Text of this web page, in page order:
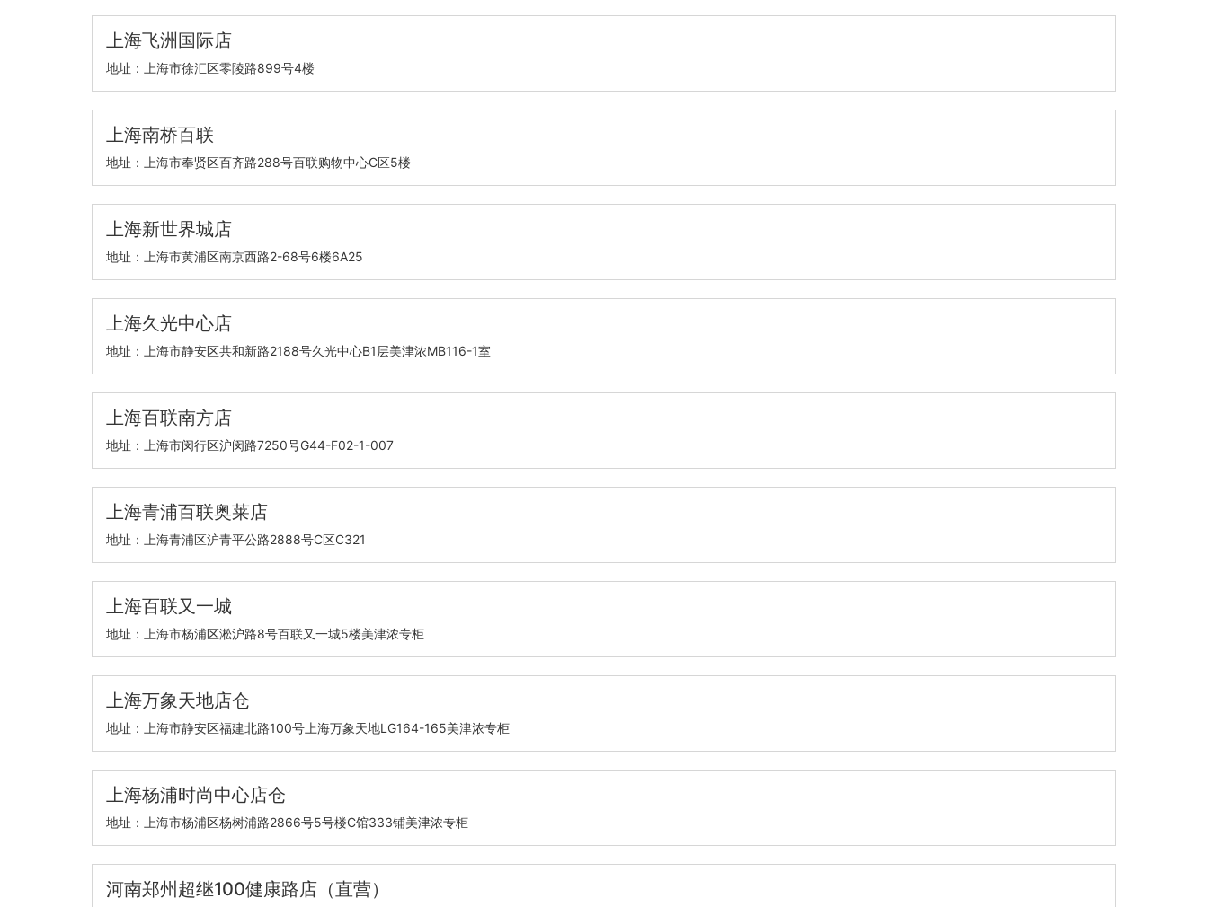
上海飞洲国际店
地址：上海市徐汇区零陵路899号4楼
上海南桥百联
地址：上海市奉贤区百齐路288号百联购物中心C区5楼
上海新世界城店
地址：上海市黄浦区南京西路2-68号6楼6A25
上海久光中心店
地址：上海市静安区共和新路2188号久光中心B1层美津浓MB116-1室
上海百联南方店
地址：上海市闵行区沪闵路7250号G44-F02-1-007
上海青浦百联奥莱店
地址：上海青浦区沪青平公路2888号C区C321
上海百联又一城
地址：上海市杨浦区淞沪路8号百联又一城5楼美津浓专柜
上海万象天地店仓
地址：上海市静安区福建北路100号上海万象天地LG164-165美津浓专柜
上海杨浦时尚中心店仓
地址：上海市杨浦区杨树浦路2866号5号楼C馆333铺美津浓专柜
河南郑州超继100健康路店（直营）